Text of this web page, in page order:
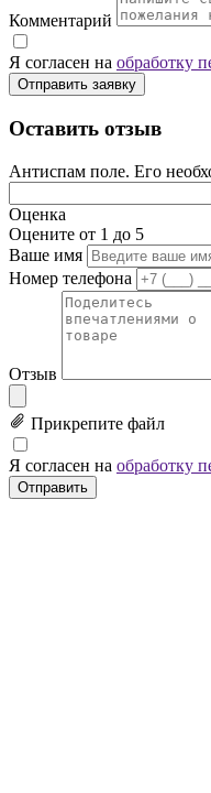
Комментарий
Я согласен на обработку
Отправить заявку
Оставить отзыв
Антиспам поле. Его
Оценка
Оцените от 1 до 5
Ваше имя
Номер телефона
Отзыв
Прикрепите файл
Я согласен на обработку